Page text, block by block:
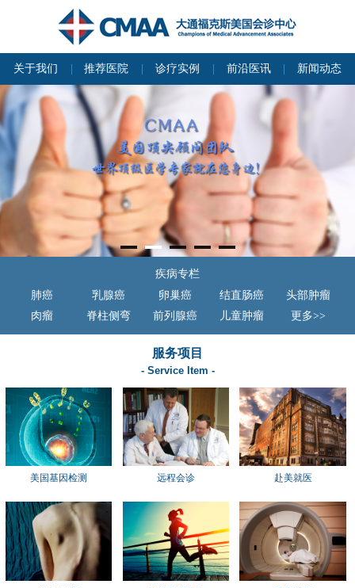
关于我们 推荐医院 诊疗实例 前沿医讯 新闻动态
疾病专栏
肺癌
乳腺癌 卵巢癌 结直肠癌
头部肿瘤
肉瘤
脊柱侧弯 前列腺癌 儿童肿瘤 更多>>
服务项目
- Service Item -
美国基因检测 远程会诊 赴美就医